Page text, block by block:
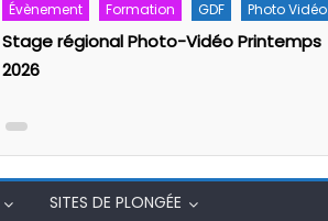
Évènement
Formation GDF Photo Vidéo
Stage régional Photo-Vidéo Printemps
2026
SITES DE PLONGÉE